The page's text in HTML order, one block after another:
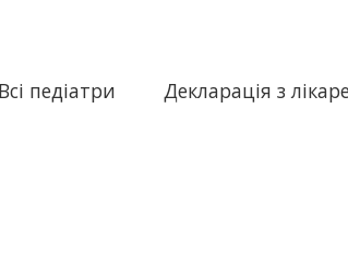
Всі педіатри Декларація з